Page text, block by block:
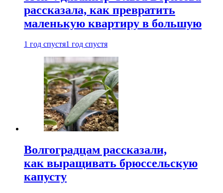
рассказала, как превратить
маленькую квартиру в большую
1 год спустя1 год спустя
Волгоградцам рассказали,
как выращивать брюссельскую
капусту